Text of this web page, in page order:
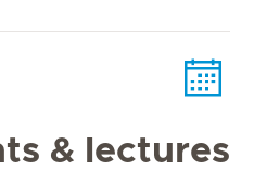
& lectures